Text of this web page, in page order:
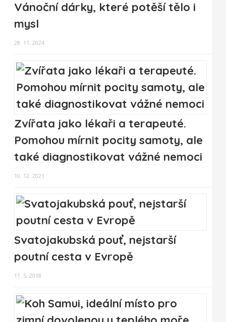
Vánoční dárky, které potěší tělo i
mysl
28. 11. 2024
Zvířata jako lékaři a terapeuté.
Pomohou mírnit pocity samoty, ale
také diagnostikovat vážné nemoci
10. 12. 2021
Svatojakubská pouť, nejstarší
poutní cesta v Evropě
11. 5. 2018